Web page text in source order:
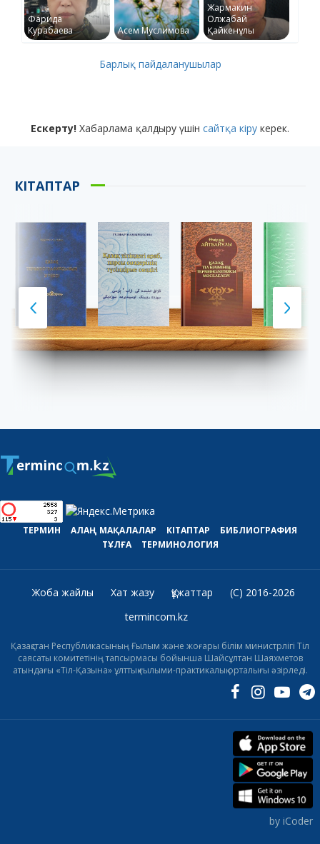
Фарида
Курабаева
Асем Муслимова
Жармакин
Олжабай
Қайкенұлы
Барлық пайдаланушылар
Ескерту! Хабарлама қалдыру үшін сайтқа кіру керек.
КІТАПТАР
ТЕРМИН АЛАҢ МАҚАЛАЛАР КІТАПТАР
БИБЛИОГРАФИЯ
ТҰЛҒА
ТЕРМИНОЛОГИЯ
Жоба жайлы Хат жазу Құжаттар
(C) 2016-2026
termincom.kz
Қазақстан Республикасының Ғылым және жоғары білім министрлігі Тіл
саясаты комитетінің тапсырмасы бойынша Шайсұлтан Шаяхметов
атындағы «Тіл-Қазына» ұлттық ғылыми-практикалық орталығы әзірледі.
by iCoder